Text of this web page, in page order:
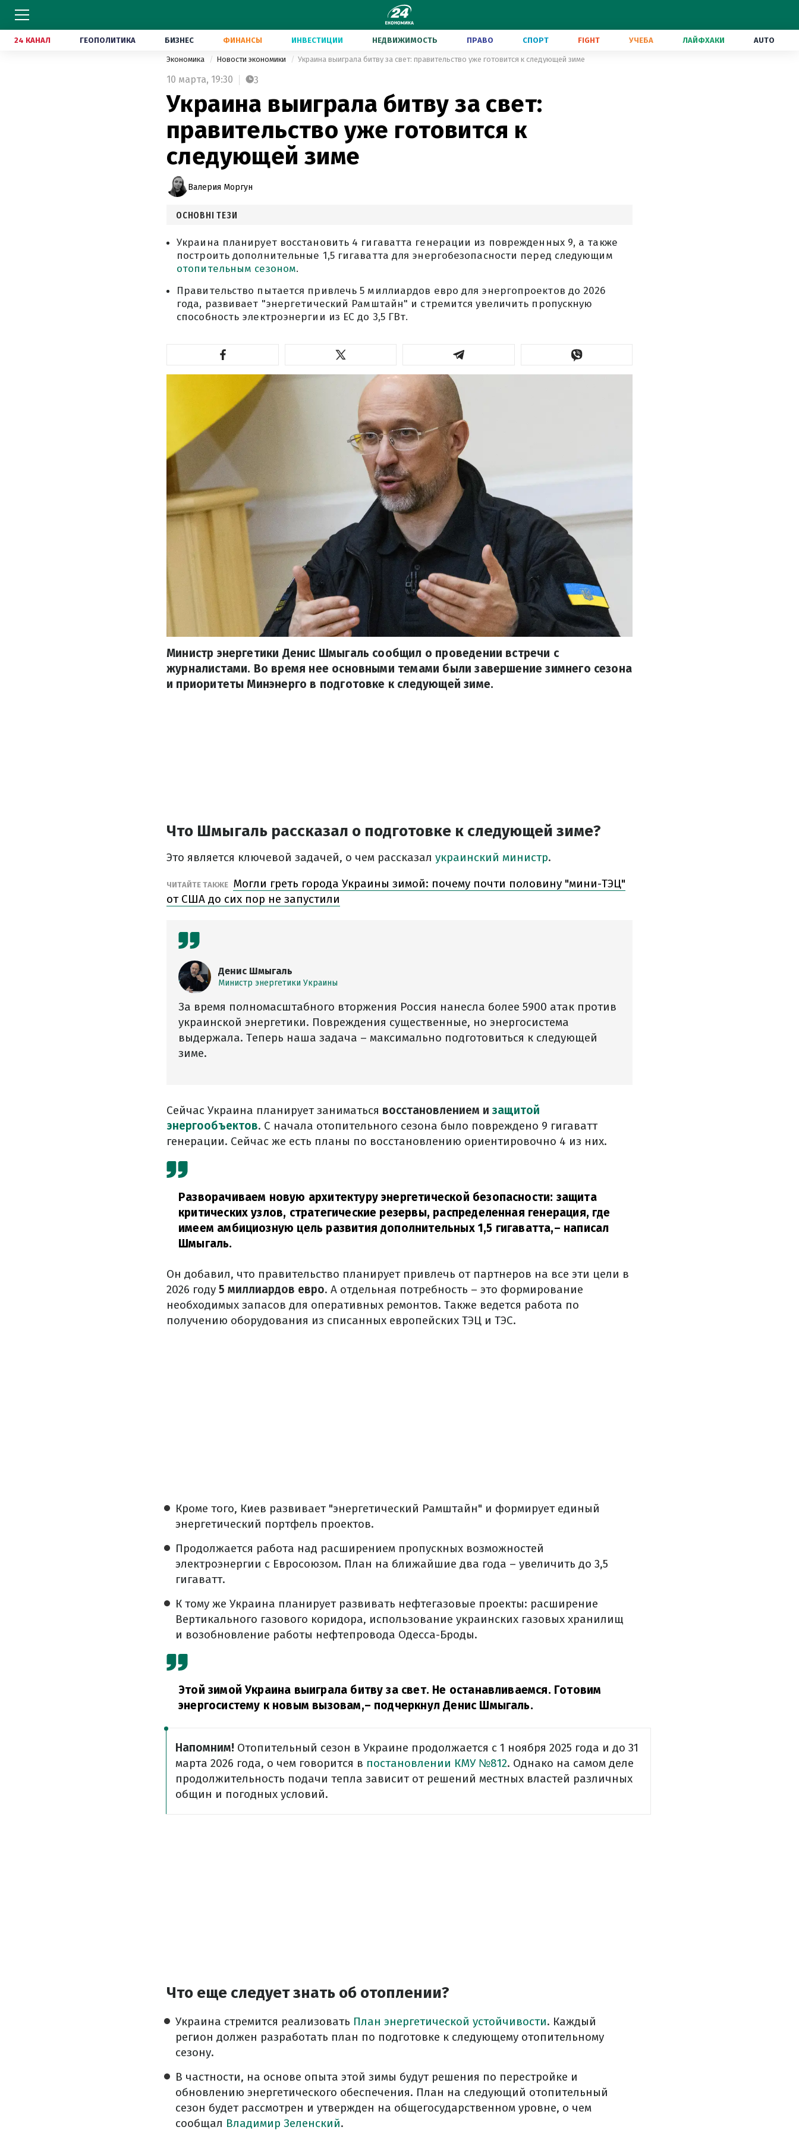
24 КАНАЛ ГЕОПОЛИТИКА БИЗНЕС ФИНАНСЫ ИНВЕСТИЦИИ НЕДВИЖИМОСТЬ ПРАВО СПОРТ FIGHT УЧЕБА ЛАЙФХАКИ AUTO
Экономика Новости экономики Украина выиграла битву за свет: правительство уже готовится к следующей зиме
10 марта, 19:30 3
Украина выиграла битву за свет:
правительство уже готовится к
следующей зиме
Валерия Моргун
ОСНОВНІ ТЕЗИ
Украина планирует восстановить 4 гигаватта генерации из поврежденных 9, а также
построить дополнительные 1,5 гигаватта для энергобезопасности перед следующим
отопительным сезоном.
Правительство пытается привлечь 5 миллиардов евро для энергопроектов до 2026
года, развивает "энергетический Рамштайн" и стремится увеличить пропускную
способность электроэнергии из ЕС до 3,5 ГВт.
Министр энергетики Денис Шмыгаль сообщил о проведении встречи с
журналистами. Во время нее основными темами были завершение зимнего сезона
и приоритеты Минэнерго в подготовке к следующей зиме.
Что Шмыгаль рассказал о подготовке к следующей зиме?
Это является ключевой задачей, о чем рассказал украинский министр.
ЧИТАЙТЕ ТАКЖЕ Могли греть города Украины зимой: почему почти половину "мини-ТЭЦ"
от США до сих пор не запустили
Денис Шмыгаль
Министр энергетики Украины
За время полномасштабного вторжения Россия нанесла более 5900 атак против
украинской энергетики. Повреждения существенные, но энергосистема
выдержала. Теперь наша задача – максимально подготовиться к следующей
зиме.
Сейчас Украина планирует заниматься восстановлением изащитой
энергообъектов. С начала отопительного сезона было повреждено 9 гигаватт
генерации. Сейчас же есть планы по восстановлению ориентировочно 4 из них.
Разворачиваем новую архитектуру энергетической безопасности: защита
критических узлов, стратегические резервы, распределенная генерация, где
имеем амбициозную цель развития дополнительных 1,5 гигаватта,– написал
Шмыгаль.
Он добавил, что правительство планирует привлечь от партнеров на все эти цели в
2026 году 5 миллиардов евро. А отдельная потребность – это формирование
необходимых запасов для оперативных ремонтов. Также ведется работа по
получению оборудования из списанных европейских ТЭЦ и ТЭС.
Кроме того, Киев развивает "энергетический Рамштайн" и формирует единый
энергетический портфель проектов.
Продолжается работа над расширением пропускных возможностей
электроэнергии с Евросоюзом. План на ближайшие два года – увеличить до 3,5
гигаватт.
К тому же Украина планирует развивать нефтегазовые проекты: расширение
Вертикального газового коридора, использование украинских газовых хранилищ
и возобновление работы нефтепровода Одесса-Броды.
Этой зимой Украина выиграла битву за свет. Не останавливаемся. Готовим
энергосистему к новым вызовам,– подчеркнул Денис Шмыгаль.
Напомним! Отопительный сезон в Украине продолжается с 1 ноября 2025 года и до 31
марта 2026 года, о чем говорится в постановлении КМУ №812. Однако на самом деле
продолжительность подачи тепла зависит от решений местных властей различных
общин и погодных условий.
Что еще следует знать об отоплении?
Украина стремится реализовать План энергетической устойчивости. Каждый
регион должен разработать план по подготовке к следующему отопительному
сезону.
В частности, на основе опыта этой зимы будут решения по перестройке и
обновлению энергетического обеспечения. План на следующий отопительный
сезон будет рассмотрен и утвержден на общегосударственном уровне, о чем
сообщал Владимир Зеленский.